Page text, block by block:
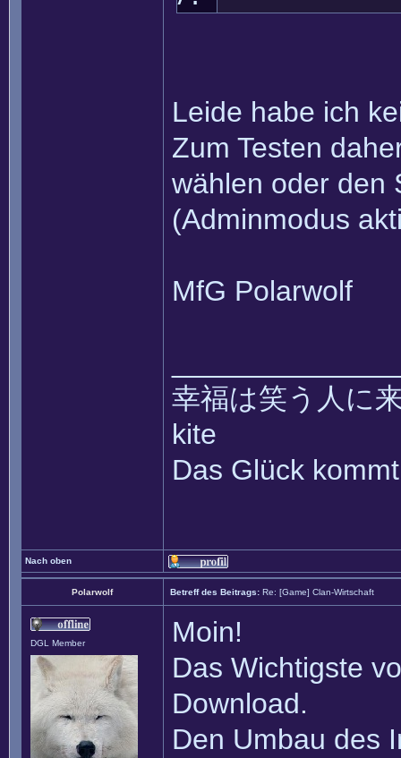
Leide habe ich
Zum Testen
wählen oder den
(Adminmodus
MfG Polarwolf
幸福は笑う人に
kite
Das Glück
Nach oben
Polarwolf Betreff des Beitrags: Re: [Game] Clan-Wirtschaft
DGL Member
Moin!
Das Wichtigste
Download.
Den Umbau des